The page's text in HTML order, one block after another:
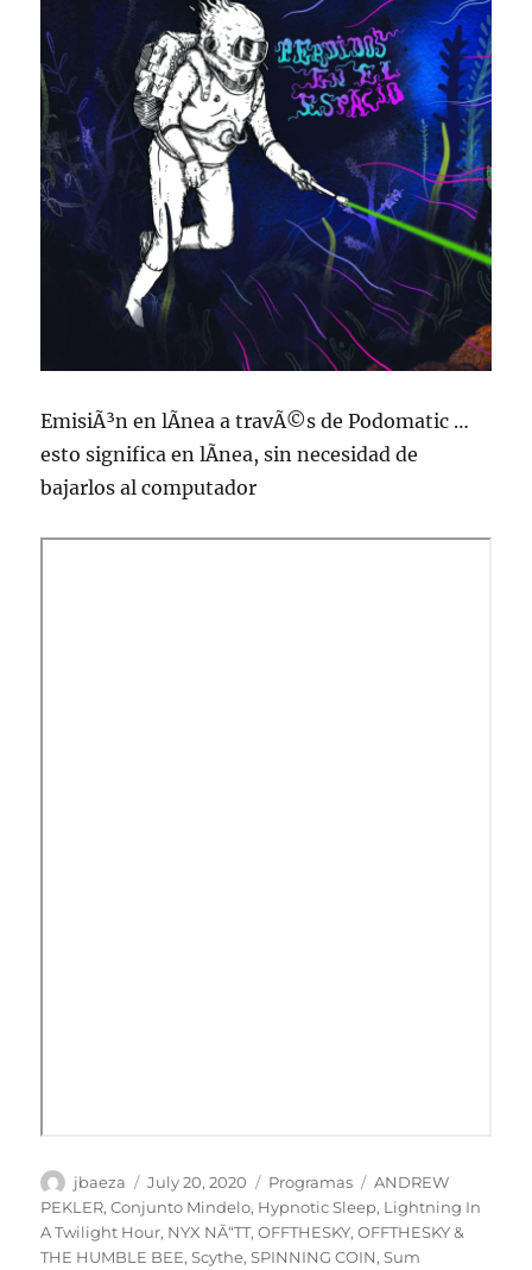
EmisiÃ³n en lÃ­nea a travÃ©s de Podomatic …
esto significa en lÃ­nea, sin necesidad de
bajarlos al computador
Author
jbaeza
Posted
on
July 20, 2020 Categories
Programas Tags
ANDREW
PEKLER,Conjunto Mindelo, Hypnotic Sleep, Lightning In
A Twilight Hour, NYX NÃ“TT,OFFTHESKY,OFFTHESKY &
THE HUMBLE BEE,Scythe,SPINNING COIN,Sum